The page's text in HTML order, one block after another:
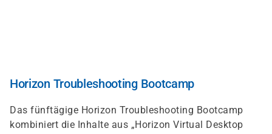
Horizon Troubleshooting Bootcamp
Das fünftägige Horizon Troubleshooting Bootcamp
kombiniert die Inhalte aus „Horizon Virtual Desktop